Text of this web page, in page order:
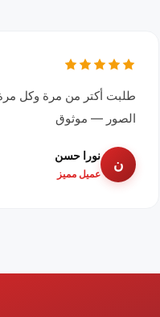
طلبت أكتر من مرة وكل
الصور — موثوق
ن
نورا حسن
عميل مميز